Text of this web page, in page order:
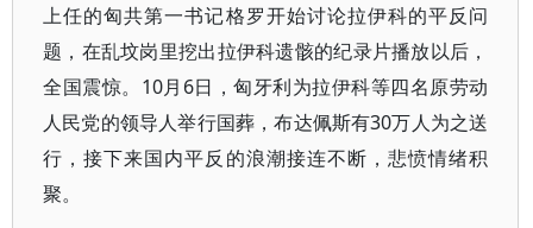
上任的匈共第一书记格罗开始讨论拉伊科的平反问
题，在乱坟岗里挖出拉伊科遗骸的纪录片播放以后，
全国震惊。10月6日，匈牙利为拉伊科等四名原劳动
人民党的领导人举行国葬，布达佩斯有30万人为之送
行，接下来国内平反的浪潮接连不断，悲愤情绪积
聚。